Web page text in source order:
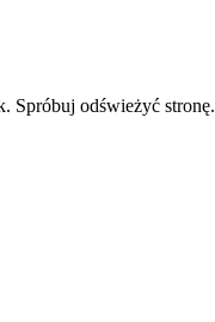
Spróbuj odświeżyć stronę.